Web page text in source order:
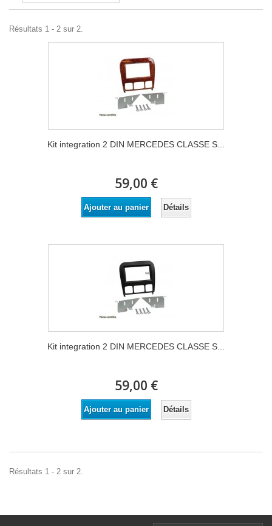
Résultats 1 - 2 sur 2.
Kit integration 2 DIN MERCEDES CLASSE S...
59,00 €
Ajouter au panier Détails
Kit integration 2 DIN MERCEDES CLASSE S...
59,00 €
Ajouter au panier Détails
Résultats 1 - 2 sur 2.